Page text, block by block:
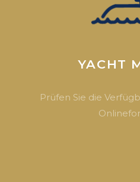
YACHT
Prüfen Sie die